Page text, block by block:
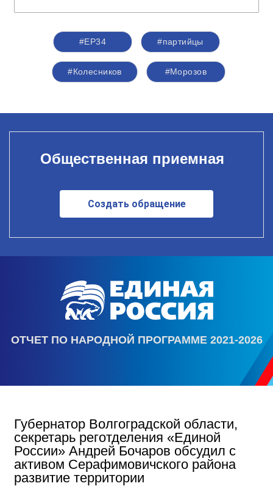
#ЕР34 #партийцы
#Колесников #Морозов
Общественная приемная
Создать обращение
ОТЧЕТ ПО НАРОДНОЙ ПРОГРАММЕ 2021-2026
Губернатор Волгоградской области,
секретарь реготделения «Единой
России» Андрей Бочаров обсудил с
активом Серафимовичского района
развитие территории